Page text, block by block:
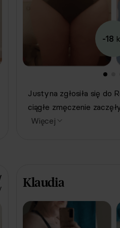
-18
Justyna zgłosiła się do
ciągłe zmęczenie
Z naszą pomocą
że zdrowe jedzenie
kolorowe. Dzięki tym
schudła niemal 18 kg!
Więcej
Klaudia